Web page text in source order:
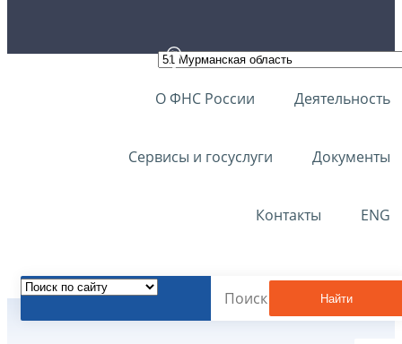
О ФНС России Деятельность
Сервисы и госуслуги Документы
Контакты ENG
Найти